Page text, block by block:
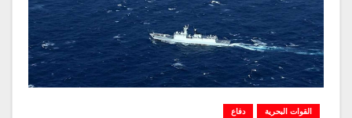
القوات البحرية دفاع